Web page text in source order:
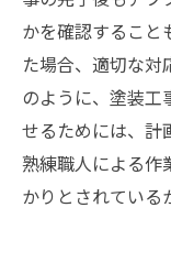
かを確認すること
た場合、適切な対
のように、塗装工
せるためには、計
熟練職人による作
かりとされている